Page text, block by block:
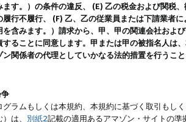
す。）の条件の違反、 (E) 乙の税金および関税
行不履行、 (F) 乙、乙の従業員または下請業者
含みます。）請求から、甲、甲の関連会社およ
ることに同意します。甲または甲の被指名人は
関係者の代理としていかなる法的措置を行うこ
グラムもしくは本規約、本規約に基づく取引もし
は、 別紙2記載の適用あるアマゾン・サイトの